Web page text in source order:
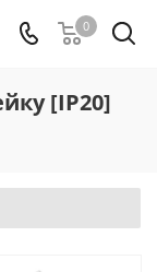
0
[IP20]